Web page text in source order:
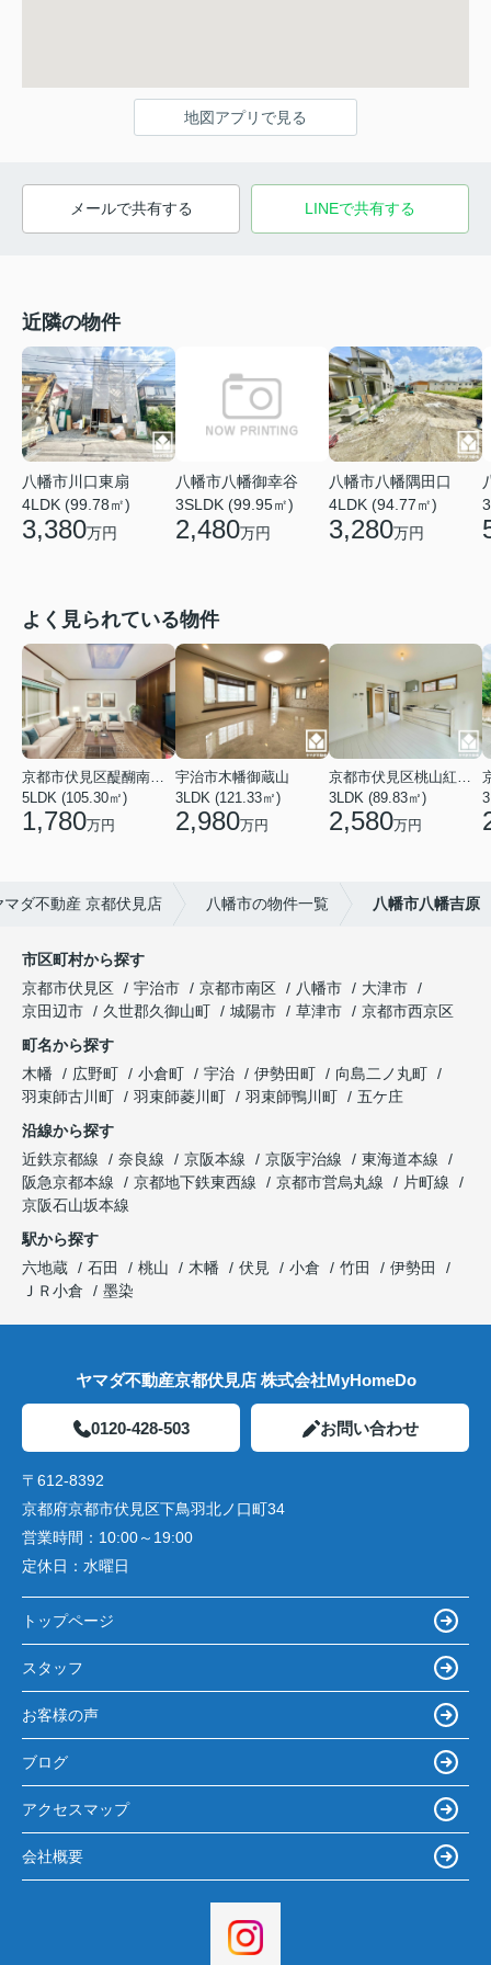
地図アプリで見る
メールで共有する LINEで共有する
近隣の物件
八幡市川口東扇
4LDK (99.78㎡)
3,380万円
八幡市八幡御幸谷
3SLDK (99.95㎡)
2,480万円
八幡市八幡隅田口
4LDK (94.77㎡)
3,280万円
よく見られている物件
京都市伏見区醍醐南端山町
5LDK (105.30㎡)
1,780万円
宇治市木幡御蔵山
3LDK (121.33㎡)
2,980万円
京都市伏見区桃山紅雪町
3LDK (89.83㎡)
2,580万円
ダ不動産 京都伏見店 八幡市の物件一覧 八幡市八幡吉原
市区町村から探す
京都市伏見区
宇治市 京都市南区 八幡市
大津市
京田辺市
久世郡久御山町 城陽市 草津市
京都市西京区
町名から探す
木幡
広野町 小倉町 宇治 伊勢田町
向島二ノ丸町
羽束師古川町
羽束師菱川町 羽束師鴨川町
五ケ庄
沿線から探す
近鉄京都線
奈良線 京阪本線 京阪宇治線
東海道本線
阪急京都本線
京都地下鉄東西線 京都市営烏丸線
片町線
京阪石山坂本線
駅から探す
六地蔵
石田 桃山 木幡 伏見 小倉 竹田
伊勢田
ＪＲ小倉
墨染
ヤマダ不動産京都伏見店 株式会社MyHomeDo
0120-428-503 お問い合わせ
〒612-8392
京都府京都市伏見区下鳥羽北ノ口町34
営業時間： 10:00～19:00
定休日： 水曜日
トップページ
スタッフ
お客様の声
ブログ
アクセスマップ
会社概要